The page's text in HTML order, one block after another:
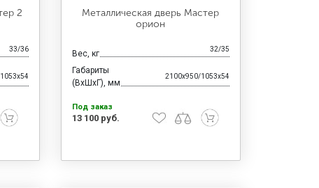
2
33/36
Металлическая дверь Мастер
орион
Вес, кг 32/35
Габариты
(ВхШхГ), мм
2100x950/1053x54
Под заказ
13 100 руб.